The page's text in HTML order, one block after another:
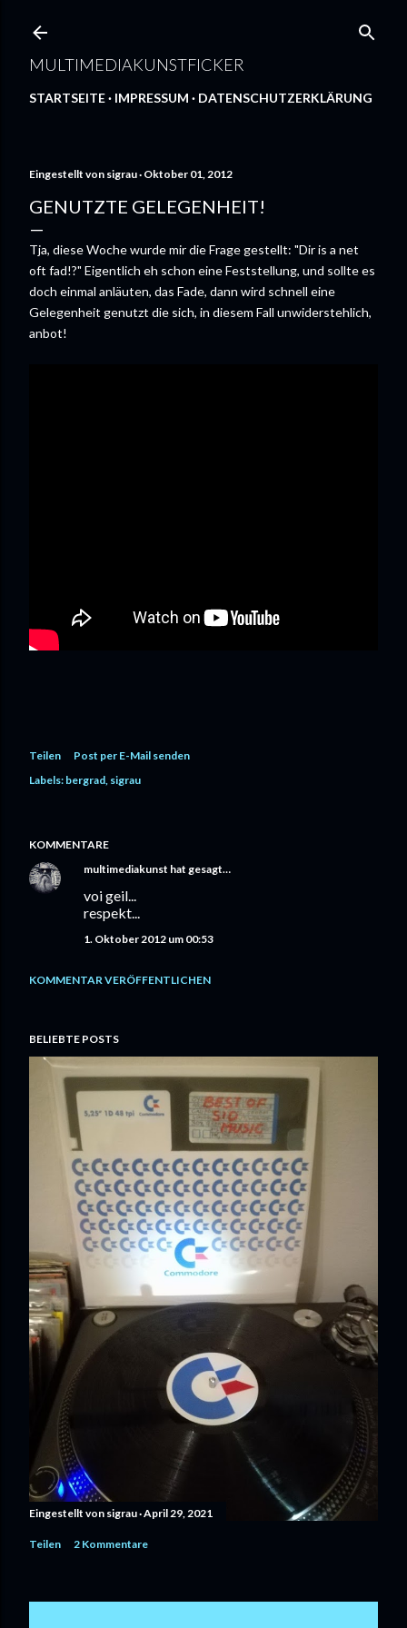
MULTIMEDIAKUNSTFICKER
STARTSEITE IMPRESSUM DATENSCHUTZERKLÄRUNG
Eingestellt von sigrau Oktober 01, 2012
GENUTZTE GELEGENHEIT!
Tja, diese Woche wurde mir die Frage gestellt: "Dir is a net
oft fad!?" Eigentlich eh schon eine Feststellung, und sollte es
doch einmal anläuten, das Fade, dann wird schnell eine
Gelegenheit genutzt die sich, in diesem Fall unwiderstehlich,
anbot!
Teilen
Post per E-Mail senden
Labels: bergrad sigrau
KOMMENTARE
multimediakunst hat gesagt…
voi geil...
respekt...
1. Oktober 2012 um 00:53
KOMMENTAR VERÖFFENTLICHEN
BELIEBTE POSTS
Eingestellt von sigrau April 29, 2021
Teilen 2 Kommentare